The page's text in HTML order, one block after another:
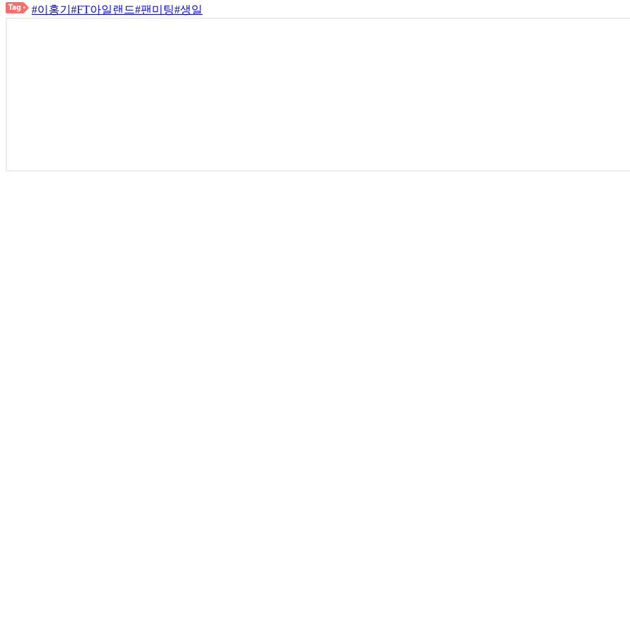
#이홍기 #FT아일랜드#팬미팅#생일